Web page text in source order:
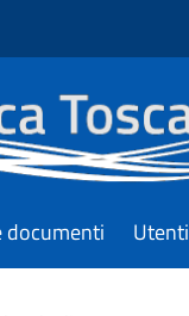
documenti Utenti